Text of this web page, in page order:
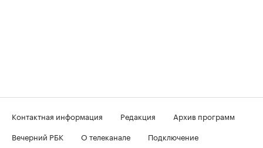
Контактная информация Редакция
Архив программ
Вечерний РБК
О телеканале
Подключение